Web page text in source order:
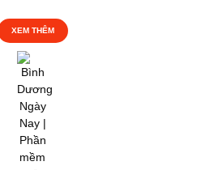
XEM THÊM